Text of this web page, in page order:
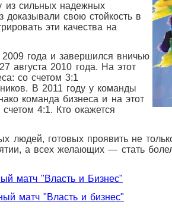
сильных надежных
доказывали свою стойкость в
эти качества на
года и завершился вничью
августа 2010 года. На этот
со счетом 3:1
В 2011 году у команды
команда бизнеса и на этот
4:1. Кто окажется
готовых проявить не
а всех желающих — стать
матч "Власть и Бизнес"
матч "Власть и бизнес"